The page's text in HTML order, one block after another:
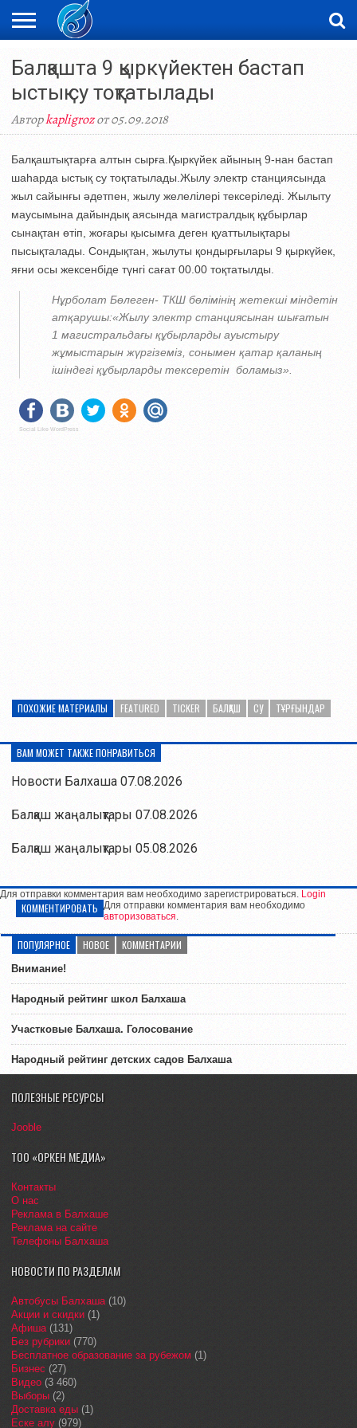
ЖАҢАЛЫҚТАР
НОВОСТИ
ВИДЕО
ФОТОРЕПОРТАЖИ
ОРКЕН
LIVETV
Балқашта 9 қыркүйектен бастап
ыстық су тоқтатылады
Авторkapligrozот 05.09.2018
Балқаштықтарға алтын сырға.Қыркүйек айының 9-нан бастап
шаһарда ыстық су тоқтатылады.Жылу электр станциясында
жыл сайынғы әдетпен, жылу желелілері тексеріледі. Жылыту
маусымына дайындық аясында магистралдық құбырлар
сынақтан өтіп, жоғары қысымға деген қуаттылықтары
пысықталады. Сондықтан, жылуты қондырғылары 9 қыркүйек,
яғни осы жексенбіде түнгі сағат 00.00 тоқтатылды.
Нұрболат Бөлеген- ТКШ бөлімінің жетекші міндетін
атқарушы:«Жылу электр станциясынан шығатын
1 магистральдағы құбырларды ауыстыру
жұмыстарын жүргіземіз, сонымен қатар қаланың
ішіндегі құбырларды тексеретін боламыз».
Social Like WordPress
ПОХОЖИЕ МАТЕРИАЛЫ FEATURED TICKER БАЛҚАШ СУ ТҰРҒЫНДАР
ВАМ МОЖЕТ ТАКЖЕ ПОНРАВИТЬСЯ
Новости Балхаша 07.08.2026
Балқаш жаңалықтары 07.08.2026
Балқаш жаңалықтары 05.08.2026
Для отправки комментария вам необходимо зарегистрироваться. Login
КОММЕНТИРОВАТЬ Для отправки комментария вам необходимо
авторизоваться.
ПОПУЛЯРНОЕ НОВОЕ КОММЕНТАРИИ
Внимание!
Народный рейтинг школ Балхаша
Участковые Балхаша. Голосование
Народный рейтинг детских садов Балхаша
ПОЛЕЗНЫЕ РЕСУРСЫ
Jooble
ТОО «ОРКЕН МЕДИА»
Контакты
О нас
Реклама в Балхаше
Реклама на сайте
Телефоны Балхаша
НОВОСТИ ПО РАЗДЕЛАМ
Автобусы Балхаша(10)
Акции и скидки (1)
Афиша(131)
Без рубрики (770)
Бесплатное образование за рубежом (1)
Бизнес (27)
Видео (3 460)
Выборы (2)
Доставка еды (1)
Еске алу (979)